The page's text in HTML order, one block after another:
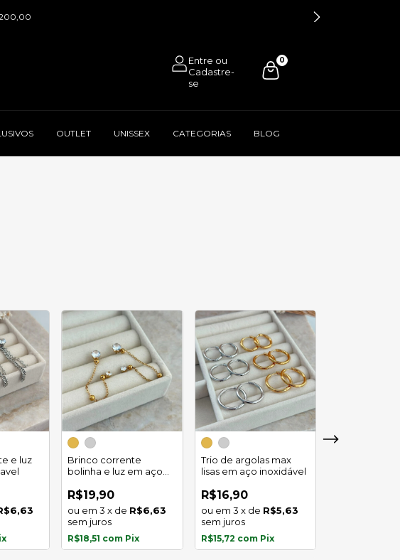
0
OUTLET UNISSEX CATEGORIAS BLOG
e luz
Brinco corrente
bolinha e luz em aço
R$19,90
3 x de R$6,63
sem juros
R$18,51 com Pix
Trio de argolas max
lisas em aço inoxidável
R$16,90
3 x de R$5,63
sem juros
R$15,72 com Pix
Trio de argola